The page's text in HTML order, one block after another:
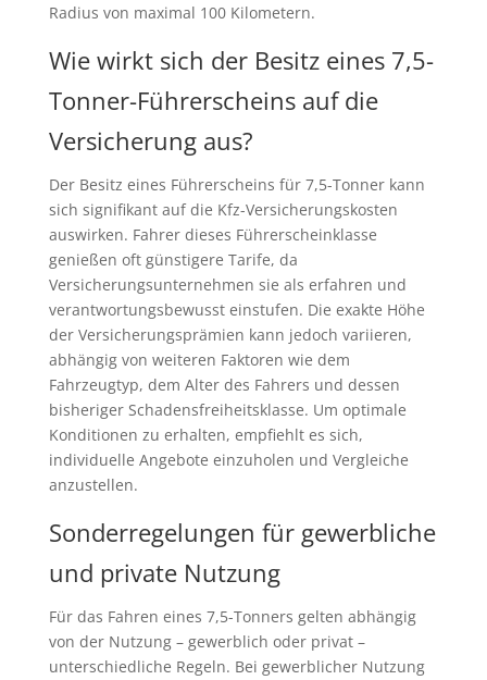
Radius von maximal 100 Kilometern.
Wie wirkt sich der Besitz eines 7,5-
Tonner-Führerscheins auf die
Versicherung aus?
Der Besitz eines Führerscheins für 7,5-Tonner kann
sich signifikant auf die Kfz-Versicherungskosten
auswirken. Fahrer dieses Führerscheinklasse
genießen oft günstigere Tarife, da
Versicherungsunternehmen sie als erfahren und
verantwortungsbewusst einstufen. Die exakte Höhe
der Versicherungsprämien kann jedoch variieren,
abhängig von weiteren Faktoren wie dem
Fahrzeugtyp, dem Alter des Fahrers und dessen
bisheriger Schadensfreiheitsklasse. Um optimale
Konditionen zu erhalten, empfiehlt es sich,
individuelle Angebote einzuholen und Vergleiche
anzustellen.
Sonderregelungen für gewerbliche
und private Nutzung
Für das Fahren eines 7,5-Tonners gelten abhängig
von der Nutzung – gewerblich oder privat –
unterschiedliche Regeln. Bei gewerblicher Nutzung